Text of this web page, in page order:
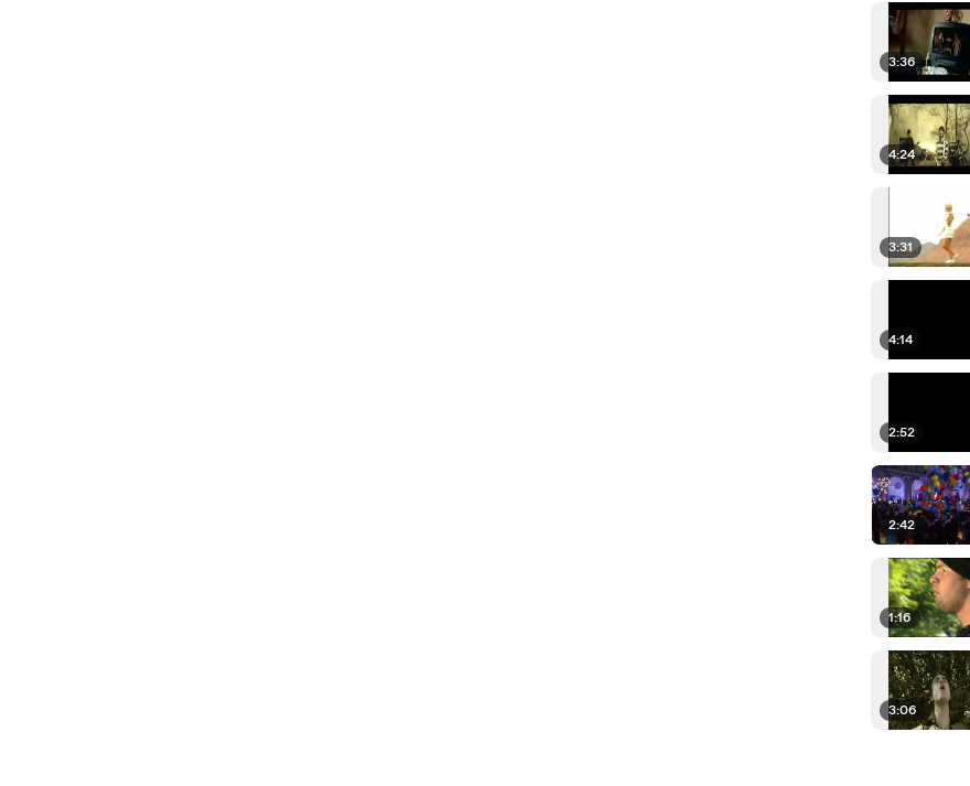
3:36
4:24
3:31
4:14
2:52
2:42
1:16
3:06